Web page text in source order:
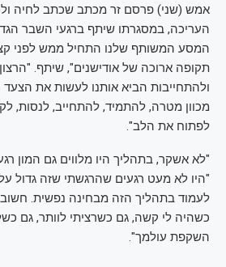
אמש (שני) פרסם זר מכתב שכתב לחיה
העריכה, במסגרתו שיתף ברגעי השבר
המסע המשותף שלנו התחיל ממש לפני
תקופה ארוכה של אודישנים", שיתף. "הרצון
ולהתחייבות הביא אותנו לעשות את
מכוון מטרה, להתמיד, להתחייב, לנסות,
לפתוח את הלב".
"לא אשקר, בתהליך היו מלווים גם המון
"היו לא מעט רגעים שהרגשתי שזה גדול
לעמוד בתהליך הזה מבחינה נפשית. חשוב
כשהיה לי קשה, גם כשרציתי לוותר, גם
השקפת עולמך".